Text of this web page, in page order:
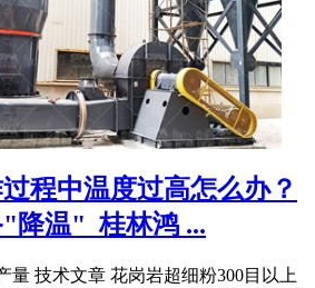
程中温度过高怎么办？
降温"_桂林鸿 ...
量 技术文章 花岗岩超细粉300目以上